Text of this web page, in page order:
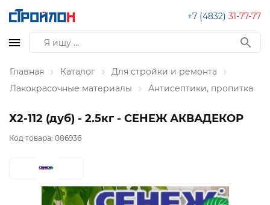
+7 (4832) 31-77-77
Главная Каталог
Для стройки и ремонта
Лакокрасочные материалы
Антисептики, пропитка
Х2-112 (дуб) - 2.5кг - СЕНЕЖ АКВАДЕКОР
Код товара: 086936